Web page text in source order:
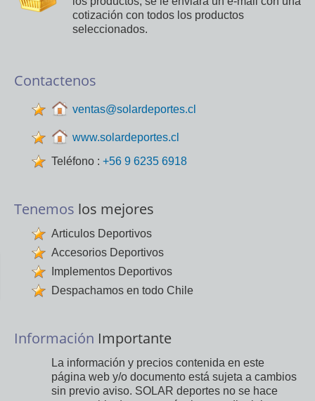
cotización con todos los productos
seleccionados.
Contactenos
ventas@solardeportes.cl
www.solardeportes.cl
Teléfono : +56 9 6235 6918
Tenemos los mejores
Articulos Deportivos
Accesorios Deportivos
Implementos Deportivos
Despachamos en todo Chile
Información Importante
La información y precios contenida en este
página web y/o documento está sujeta a cambios
sin previo aviso. SOLAR deportes no se hace